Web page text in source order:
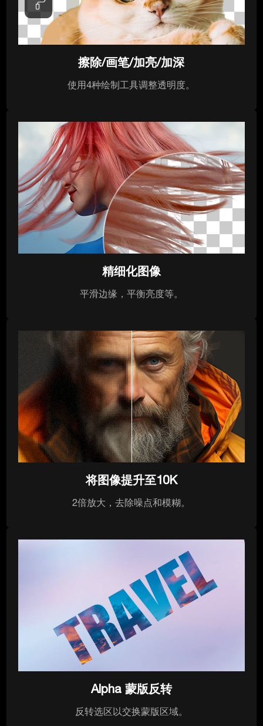
擦除/画笔/加亮/加深
使用4种绘制工具调整透明度。
精细化图像
平滑边缘，平衡亮度等。
将图像提升至10K
2倍放大，去除噪点和模糊。
Alpha 蒙版反转
反转选区以交换蒙版区域。